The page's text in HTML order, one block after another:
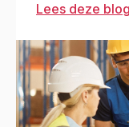
Lees deze